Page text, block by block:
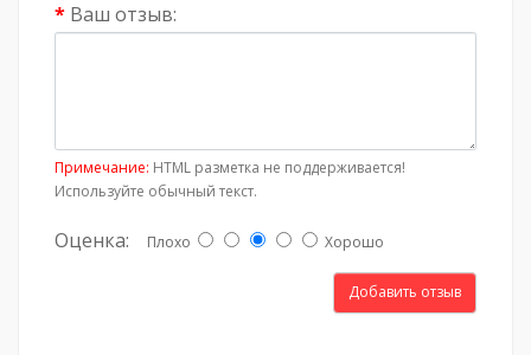
Ваш отзыв:
Примечание: HTML разметка не поддерживается!
Используйте обычный текст.
Оценка: Плохо Хорошо
Добавить отзыв